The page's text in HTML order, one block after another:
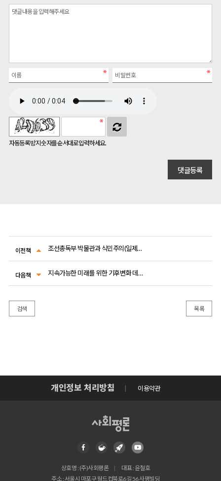
자동등록방지 숫자를 순서대로 입력하세요.
이전책 조선총독부 박물관과 식민주의(일제 식민사학 비판 총서 2)
다음책 지속가능한 미래를 위한 기후변화 데이터북
검색 목록
개인정보 처리방침 이용약관
상호명 : (주)사회평론
대표 : 윤철호
주소 : 서울시 마포구 월드컵북로6길 56 사평빌딩